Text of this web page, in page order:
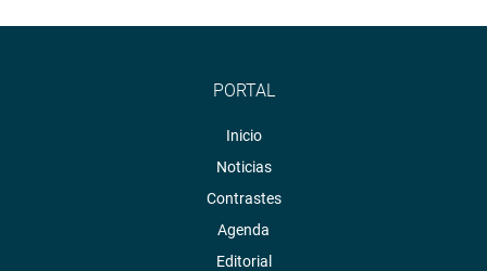
PORTAL
Inicio
Noticias
Contrastes
Agenda
Editorial